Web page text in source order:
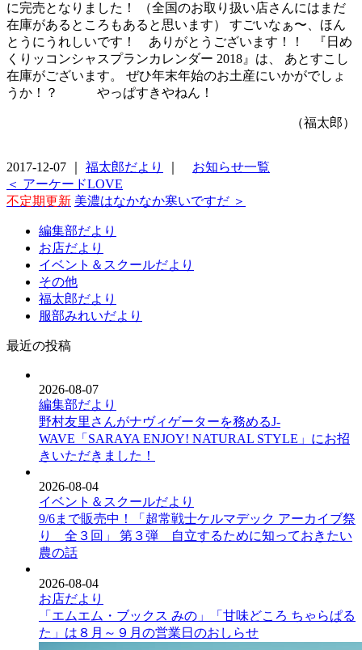
に完売となりました！ （全国のお取り扱い店さんにはまだ
在庫があるところもあると思います） すごいなぁ〜、ほん
とうにうれしいです！ ありがとうございます！！ 『日め
くりッコンシャスプランカレンダー 2018』は、 あとすこし
在庫がございます。 ぜひ年末年始のお土産にいかがでしょ
うか！？
やっぱすきやねん！
（福太郎）
2017-12-07 ｜ 福太郎だより
お知らせ一覧
＜ アーケードLOVE
不定期更新 美濃はなかなか寒いですだ ＞
編集部だより
お店だより
イベント＆スクールだより
その他
福太郎だより
服部みれいだより
最近の投稿
2026-08-07
編集部だより
野村友里さんがナヴィゲーターを務めるJ-
WAVE「SARAYA ENJOY! NATURAL STYLE」にお招
きいただきました！
2026-08-04
イベント＆スクールだより
9/6まで販売中！「超常戦士ケルマデック アーカイブ祭
り 全３回」 第３弾 自立するために知っておきたい
農の話
2026-08-04
お店だより
「エムエム・ブックス みの」「甘味どころ ちゃらぱる
た」は８月～９月の営業日のおしらせ